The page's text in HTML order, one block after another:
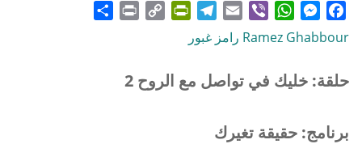
Facebook
Messenger
WhatsApp
Viber
Email
Telegram
PrintFriendly
Copy
Print
Ramez Ghabbour رامز غبور
حلقة: خليك في تواصل مع الروح 2
برنامج: حقيقة تغيرك